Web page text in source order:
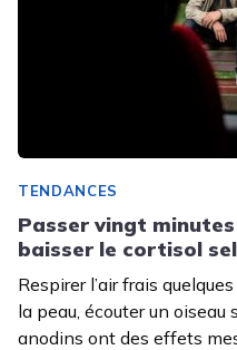
TENDANCES
Passer vingt
baisser le cortisol
Respirer l’air frais
la peau, écouter un oiseau
anodins ont des effets